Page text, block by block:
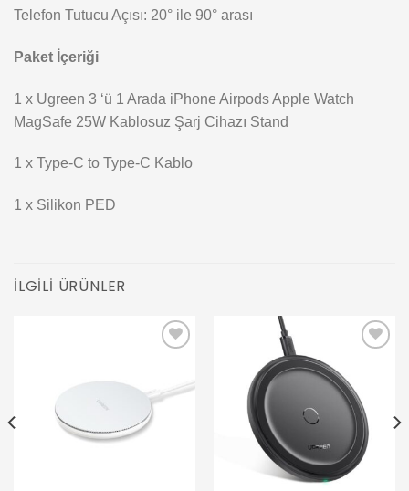
Telefon Tutucu Açısı: 20° ile 90° arası
Paket İçeriği
1 x Ugreen 3 ‘ü 1 Arada iPhone Airpods Apple Watch
MagSafe 25W Kablosuz Şarj Cihazı Stand
1 x Type-C to Type-C Kablo
1 x Silikon PED
İLGILI ÜRÜNLER